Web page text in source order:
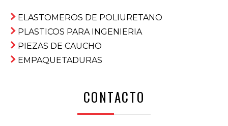
ELASTOMEROS DE POLIURETANO
PLASTICOS PARA INGENIERIA
PIEZAS DE CAUCHO
EMPAQUETADURAS
CONTACTO